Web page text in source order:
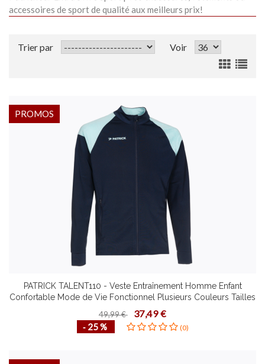
accessoires de sport de qualité aux meilleurs prix!
Trier par Voir
PATRICK TALENT110 - Veste Entraînement Homme Enfant
Confortable Mode de Vie Fonctionnel Plusieurs Couleurs Tailles
Design Contemporain
49,99 € 37,49 €
‐ 25 % (0)
PROMOS